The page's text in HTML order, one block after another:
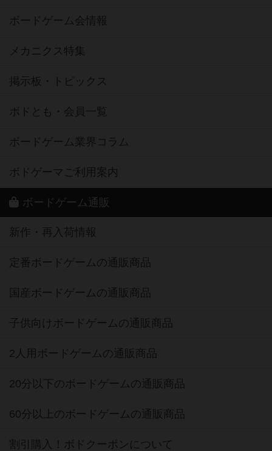
ボードゲーム会情報
メカニクス特集
掲示板・トピックス
ボドとも・会員一覧
ボードゲーム業界コラム
ボドゲーマご利用案内
ボードゲーム通販
新作・再入荷情報
定番ボードゲームの通販商品
国産ボードゲームの通販商品
子供向けボードゲームの通販商品
2人用ボードゲームの通販商品
20分以下のボードゲームの通販商品
60分以上のボードゲームの通販商品
割引購入！ボドクーポンについて